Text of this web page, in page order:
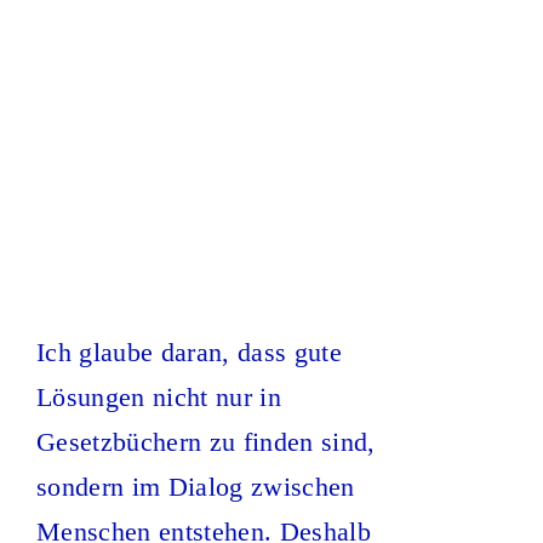
Ich glaube daran, dass gute
Lösungen nicht nur in
Gesetzbüchern zu finden sind,
sondern im Dialog zwischen
Menschen entstehen. Deshalb